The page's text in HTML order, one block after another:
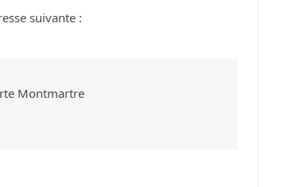
suivante :
Montmartre